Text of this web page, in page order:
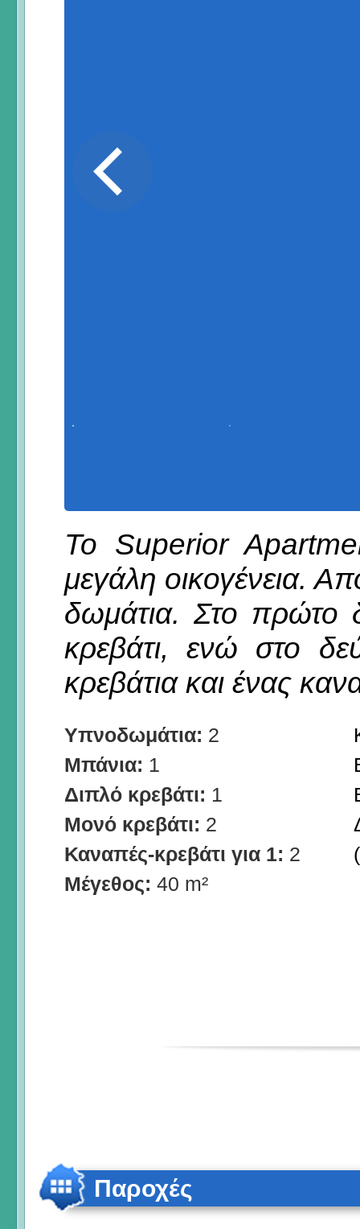
Το Superior
μεγάλη οικογένεια.
δωμάτια. Στο πρώτο
κρεβάτι, ενώ στο
κρεβάτια και ένας
Υπνοδωμάτια: 2
Μπάνια: 1
Διπλό κρεβάτι: 1
Μονό κρεβάτι: 2
Καναπές-κρεβάτι για 1: 2
Μέγεθος: 40 m²
Παροχές